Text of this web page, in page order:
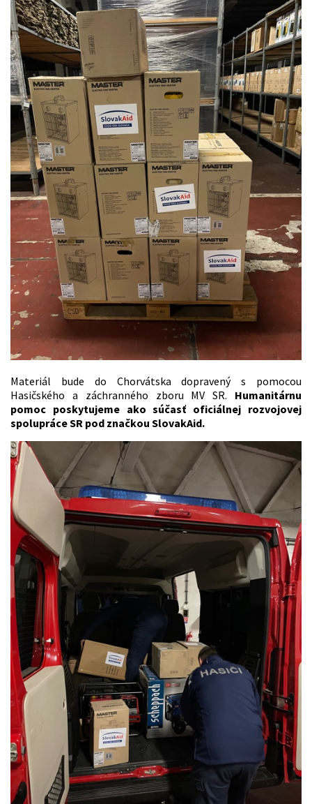
Materiál bude do Chorvátska dopravený s pomocou
Hasičského a záchranného zboru MV SR. Humanitárnu
pomoc poskytujeme ako súčasť oficiálnej rozvojovej
spolupráce SR pod značkou SlovakAid.